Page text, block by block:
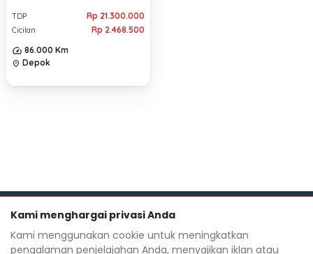
TDP Rp 21.300.000
Cicilan
Rp 2.468.500
86.000 Km
location_on Depok
Kami menghargai privasi Anda
Kami menggunakan cookie untuk meningkatkan
pengalaman penjelajahan Anda, menyajikan iklan atau